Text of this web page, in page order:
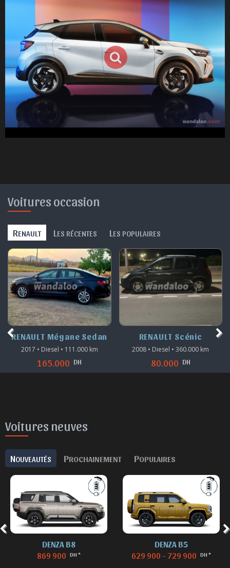
Voitures occasion
RENAULT L ES RÉCENTES L ES POPULAIRES
RENAULT Scénic
2008 • Diesel • 360.000 km
80.000 DH
RENAULT Mégane
2016 • Diesel • 84.500 km
125.000 DH
Voitures neuves
NOUVEAUTÉS PROCHAINEMENT POPULAIRES
DENZA B8
869 900 DH *
DENZA B5
629 900 - 729 900 DH *